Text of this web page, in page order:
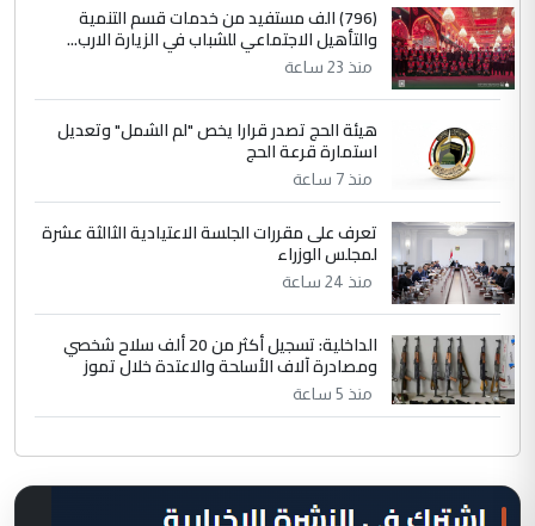
(796) الف مستفيد من خدمات قسم التنمية
والتأهيل الاجتماعي للشباب في الزيارة الارب...
منذ 23 ساعة
هيئة الحج تصدر قرارا يخص "لم الشمل" وتعديل
استمارة قرعة الحج
منذ 7 ساعة
تعرف على مقررات الجلسة الاعتيادية الثالثة عشرة
لمجلس الوزراء
منذ 24 ساعة
الداخلية: تسجيل أكثر من 20 ألف سلاح شخصي
ومصادرة آلاف الأسلحة والاعتدة خلال تموز
منذ 5 ساعة